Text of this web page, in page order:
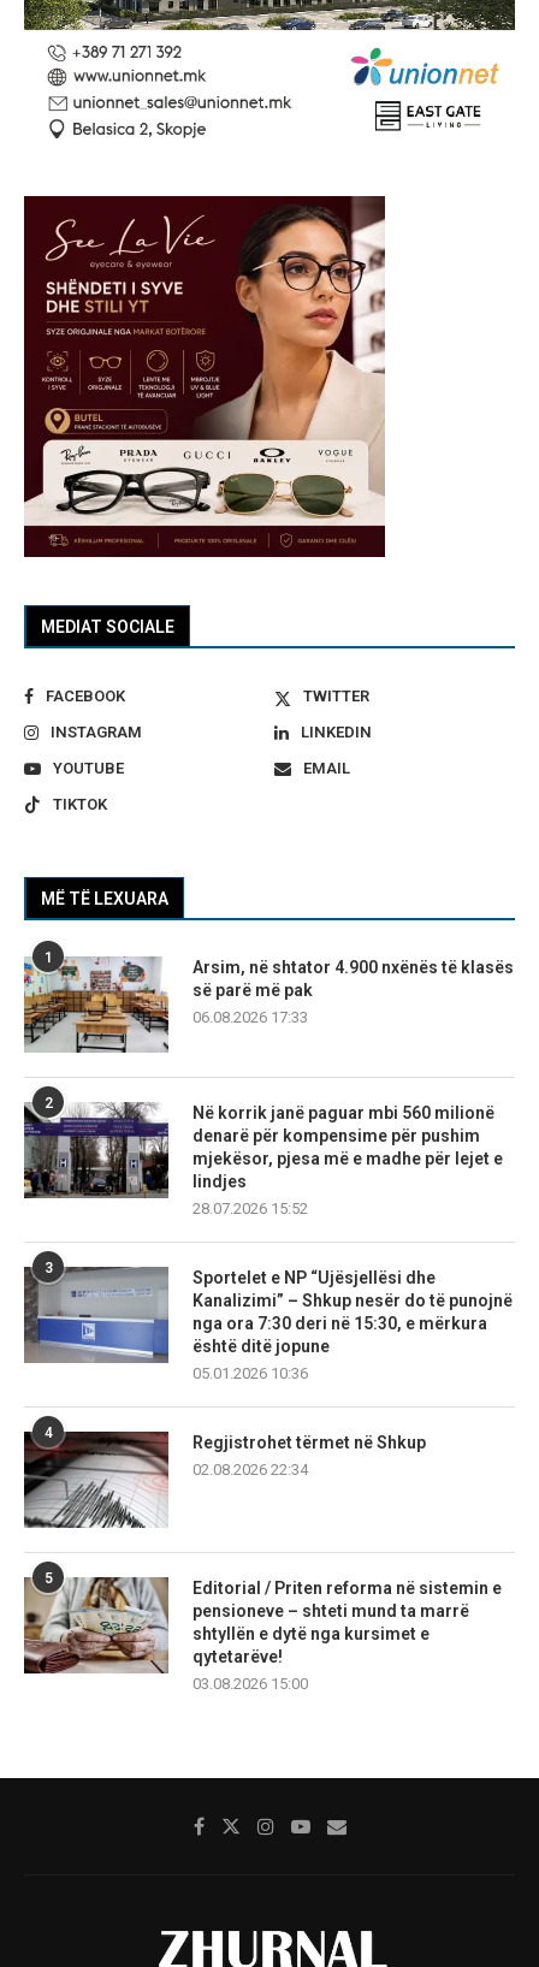
MEDIAT SOCIALE
FACEBOOK
TWITTER
INSTAGRAM
LINKEDIN
YOUTUBE
EMAIL
TIKTOK
MË TË LEXUARA
1
Arsim, në shtator 4.900 nxënës të klasës
së parë më pak
06.08.2026 17:33
2
Në korrik janë paguar mbi 560 milionë
denarë për kompensime për pushim
mjekësor, pjesa më e madhe për lejet e
lindjes
28.07.2026 15:52
3
Sportelet e NP “Ujësjellësi dhe
Kanalizimi” – Shkup nesër do të punojnë
nga ora 7:30 deri në 15:30, e mërkura
është ditë jopune
05.01.2026 10:36
4
Regjistrohet tërmet në Shkup
02.08.2026 22:34
5
Editorial / Priten reforma në sistemin e
pensioneve – shteti mund ta marrë
shtyllën e dytë nga kursimet e
qytetarëve!
03.08.2026 15:00